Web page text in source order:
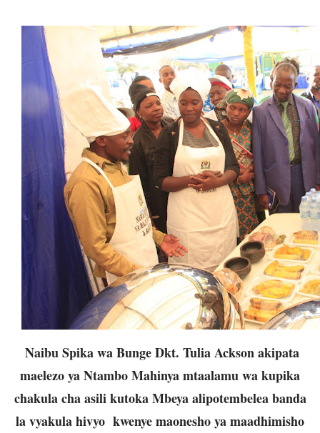
Naibu Spika wa Bunge Dkt. Tulia Ackson akipata
maelezo ya Ntambo Mahinya mtaalamu wa kupika
chakula cha asili kutoka Mbeya alipotembelea banda
la vyakula hivyo kwenye maonesho ya maadhimisho